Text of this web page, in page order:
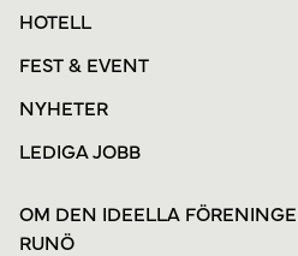
HOTELL
FEST & EVENT
NYHETER
LEDIGA JOBB
OM DEN IDEELLA
RUNÖ